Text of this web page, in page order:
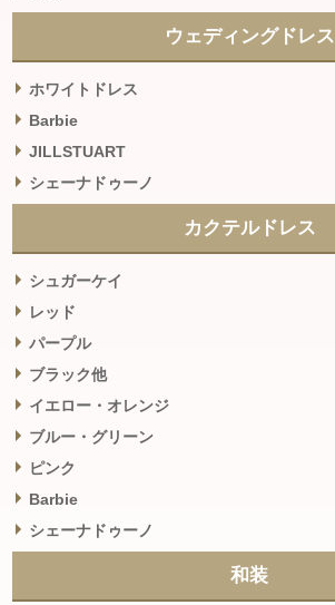
ウェディングドレス
ホワイトドレス
Barbie
JILLSTUART
シェーナドゥーノ
カクテルドレス
シュガーケイ
レッド
パープル
ブラック他
イエロー・オレンジ
ブルー・グリーン
ピンク
Barbie
シェーナドゥーノ
和装